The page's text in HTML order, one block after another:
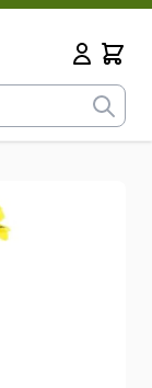
Cart